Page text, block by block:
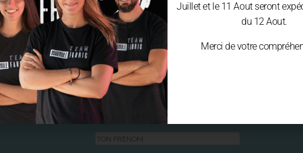
REJOINS LA COMMUNAUTÉ MARMULE FABRIC
5€ OFFERTS
Juillet et le 11 Aout seront
du 12 Aout.
Merci de votre